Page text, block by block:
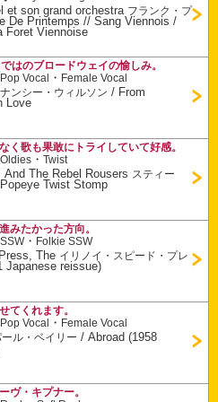
et son grand orchestra フランク・プ
De Printemps // Sang Viennois /
Foret Viennoise
はのブロードウェイの愉しみ。
Pop Vocal ・ Female Vocal
ナンシー・ウィルソン / From
Love
く歌も果敢にトライしていて好感。
Oldies ・ Twist
The Rebel Rousers スティー
Popeye Twist Stomp
みたかった方向。
SSW・ Folkie SSW
The イリノイ・スピード・プレ
Japanese reissue)
てくれます。
Pop Vocal ・ Female Vocal
ール・ベイリー /Abroad (1958
ヴ・キプナー。